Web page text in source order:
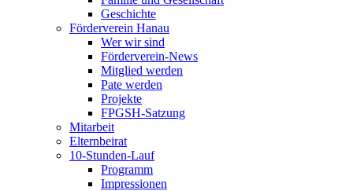
Geschichte
Förderverein Hanau
Wer wir sind
Förderverein-News
Mitglied werden
Pate werden
Projekte
FPGSH-Satzung
Mitarbeit
Elternbeirat
10-Stunden-Lauf
Programm
Impressionen